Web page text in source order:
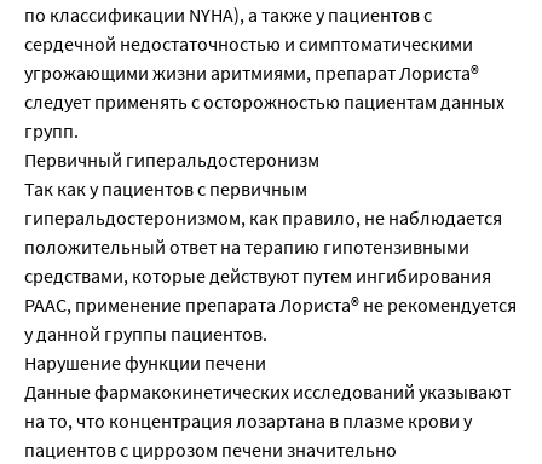
по классификации NYHA), а также у пациентов с
сердечной недостаточностью и симптоматическими
угрожающими жизни аритмиями, препарат Лориста®
следует применять с осторожностью пациентам данных
групп.
Первичный гиперальдостеронизм
Так как у пациентов с первичным
гиперальдостеронизмом, как правило, не наблюдается
положительный ответ на терапию гипотензивными
средствами, которые действуют путем ингибирования
РААС, применение препарата Лориста® не рекомендуется
у данной группы пациентов.
Нарушение функции печени
Данные фармакокинетических исследований указывают
на то, что концентрация лозартана в плазме крови у
пациентов с циррозом печени значительно